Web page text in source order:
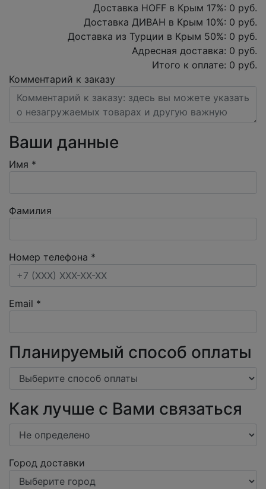
Доставка HOFF в Крым 17%: 0 руб.
Доставка ДИВАН в Крым 10%: 0 руб.
Доставка из Турции в Крым 50%: 0 руб.
Адресная доставка: 0 руб.
Итого к оплате: 0 руб.
Комментарий к заказу
Ваши данные
Имя *
Фамилия
Номер телефона *
Email *
Планируемый способ оплаты
Как лучше с Вами связаться
Город доставки